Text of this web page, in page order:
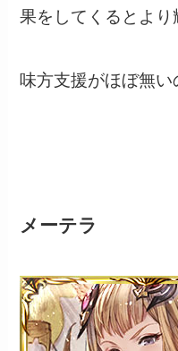
果をしてくるとより
味方支援がほぼ無い
メーテラ